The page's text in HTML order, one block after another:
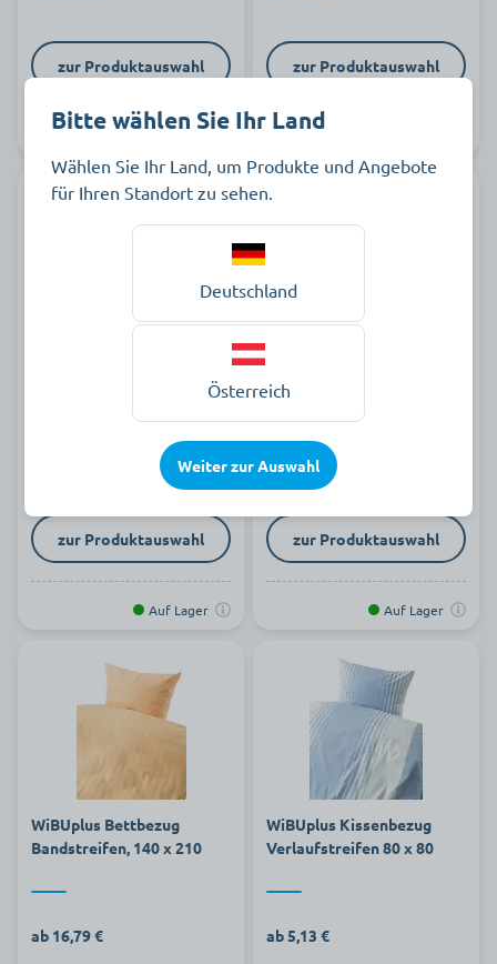
zur Produktauswahl zur Produktauswahl
zur Produktauswahl
Auf Lager
ab 0,00 €
zur Produktauswahl
Auf Lager
WiBUplus Bettbezug
Bandstreifen, 140 x 210
ab 16,79 €
WiBUplus Kissenbezug
Verlaufstreifen 80 x 80
ab 5,13 €
Bitte wählen Sie Ihr Land
Wählen Sie Ihr Land, um Produkte und Angebote
für Ihren Standort zu sehen.
Deutschland
Österreich
Weiter zur Auswahl